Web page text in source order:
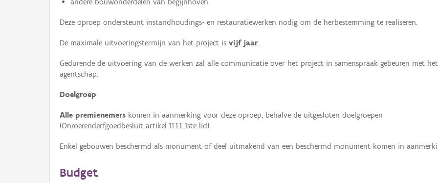
Deze oproep ondersteunt instandhoudings- en restauratiewerken nodig om de herbestemming te realiseren.
De maximale uitvoeringstermijn van het project is vijf jaar.
Gedurende de uitvoering van de werken zal alle communicatie over het project in samenspraak gebeuren met het
agentschap.
Doelgroep
Alle premienemers komen in aanmerking voor deze oproep, behalve de uitgesloten doelgroepen
(Onroerenderfgoedbesluit artikel 11.1.1.,1ste lid).
Enkel gebouwen beschermd als monument of deel uitmakend van een beschermd monument komen in
Budget